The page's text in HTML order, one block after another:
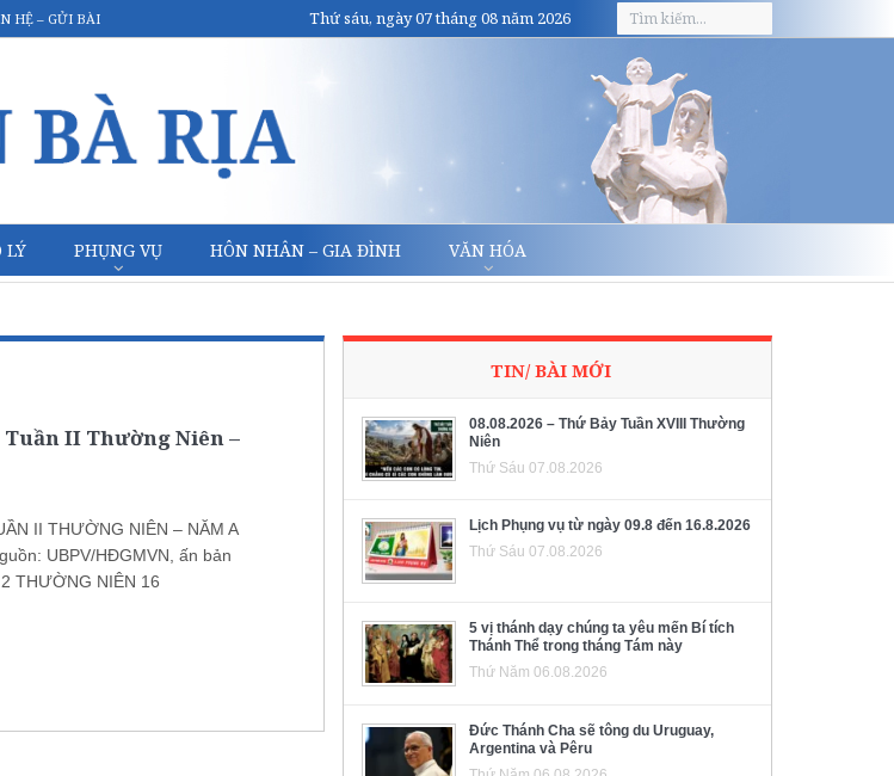
HỆ – GỬI BÀI Thứ sáu, ngày 07 tháng 08 năm 2026
LÝ PHỤNG VỤ HÔN NHÂN – GIA ĐÌNH VĂN HÓA
II Thường Niên –
II THƯỜNG NIÊN – NĂM A
UBPV/HĐGMVN, ấn bản
THƯỜNG NIÊN 16
TIN/ BÀI MỚI
08.08.2026 – Thứ Bảy Tuần XVIII Thường
Niên
Thứ Sáu 07.08.2026
Lịch Phụng vụ từ ngày 09.8 đến 16.8.2026
Thứ Sáu 07.08.2026
5 vị thánh dạy chúng ta yêu mến Bí tích
Thánh Thể trong tháng Tám này
Thứ Năm 06.08.2026
Đức Thánh Cha sẽ tông du Uruguay,
Argentina và Pêru